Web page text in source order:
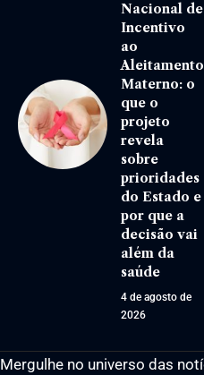
Nacional de
Incentivo
ao
Aleitamento
Materno: o
que o
projeto
revela
sobre
prioridades
do Estado e
por que a
decisão vai
além da
saúde
4 de agosto de
2026
Mergulhe no universo das